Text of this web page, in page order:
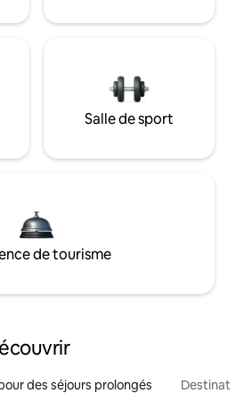
Salle de sport
de tourisme
des séjours prolongés